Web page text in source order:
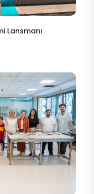
Lansmanı